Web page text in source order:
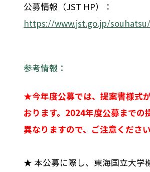
公募情報（JST HP）：
https://www.jst.go.jp/
参考情報：
★今年度公募では、提案書様式
おります。2024年度公募までの
異なりますので、ご注意ください
★ 本公募に際し、東海国立大学